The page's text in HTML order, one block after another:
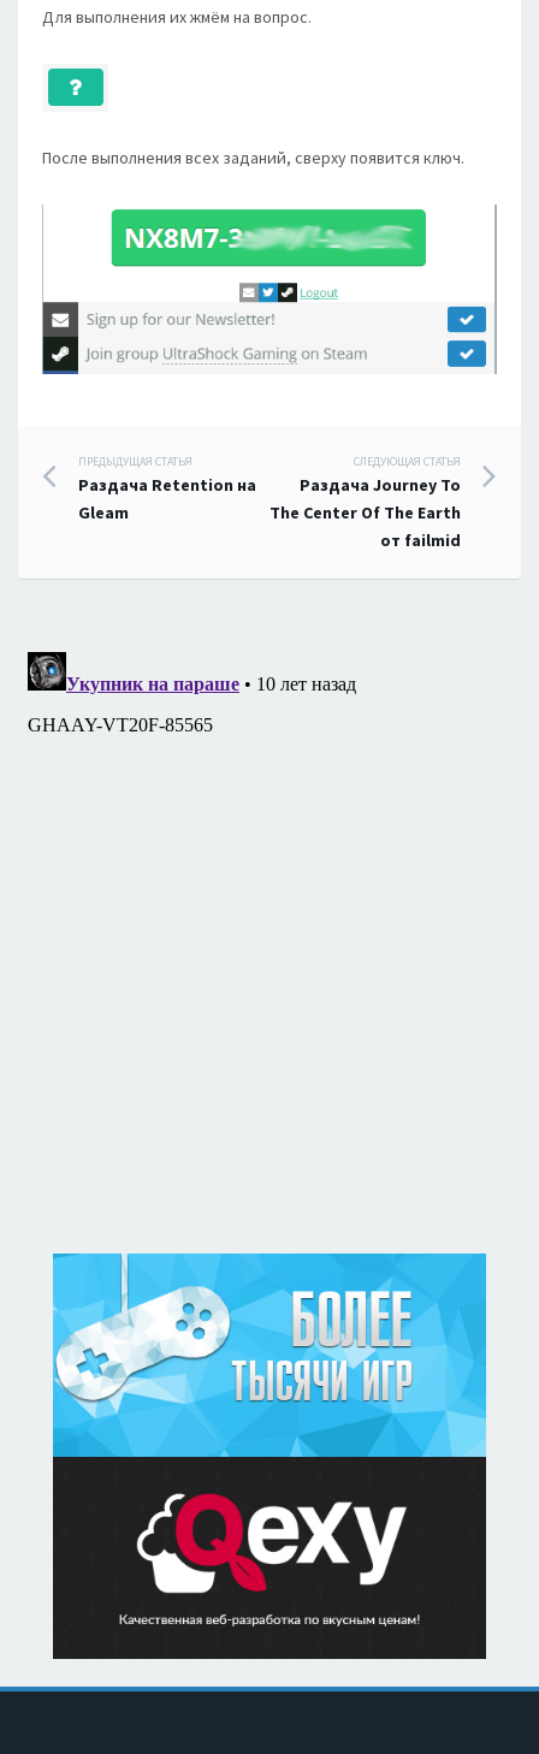
Для выполнения их жмём на вопрос.
После выполнения всех заданий, сверху появится ключ.
Навигация
по
записям
ПРЕДЫДУЩАЯ СТАТЬЯ
Раздача Retention на
Gleam
СЛЕДУЮЩАЯ СТАТЬЯ
Раздача Journey To
The Center Of The Earth
от failmid